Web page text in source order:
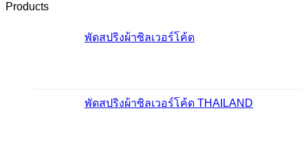
Products
พัดสปริงผ้าซิลเวอร์โค้ด
พัดสปริงผ้าซิลเวอร์โค้ด THAILAND